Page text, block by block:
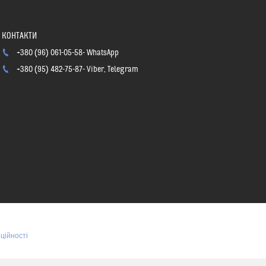
+380 (96) 061-05-58 WhatsApp
+380 (95) 482-75-87 Viber, Telegram